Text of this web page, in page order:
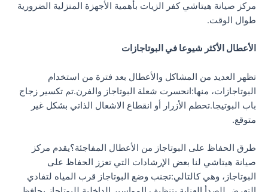
مركز صيانة هيتاشي كفر الزيات بأهمية الأجهزة المنزلية الضرورية
طوال الوقت.
الأعطال الأكثر شيوعا في البوتاجازات
تظهر العديد من المشاكل والأعطال بعد فترة من استخدام
البوتاجازات، منها:انحسرت شعلة البوتاجاز والفرن.تم تكسير زجاج
باب البوتيجا.تحطم الأزرار أو انقطاع الاشعال الذاتي بشكل غير
متوقع.
طرق الحفاظ على البوتاجاز من الأعطال المفاجئة؟يقدم مركز
صيانة هيتاشي لنا بعض الإرشادات التي تعزز الحفاظ على
البوتاجاز، وهي كالتالي:تجنب وضع البوتاجاز قرب المياه لتفادي